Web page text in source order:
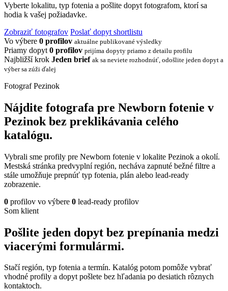
Vyberte lokalitu, typ fotenia a pošlite dopyt fotografom, ktorí sa
hodia k vašej požiadavke.
Zobraziť fotografov Poslať dopyt shortlistu
Vo výbere 0 profilov aktuálne publikované výsledky
Priamy dopyt 0 profilov prijíma dopyty priamo z detailu profilu
Najbližší krok Jeden brief ak sa neviete rozhodnúť, odošlite jeden dopyt a
výber sa zúži ďalej
Fotograf Pezinok
Nájdite fotografa pre Newborn fotenie v
Pezinok bez preklikávania celého
katalógu.
Vybrali sme profily pre Newborn fotenie v lokalite Pezinok a okolí.
Mestská stránka predvyplní región, necháva zapnuté bežné filtre a
stále umožňuje prepnúť typ fotenia, plán alebo lead-ready
zobrazenie.
0 profilov vo výbere 0 lead-ready profilov
Som klient
Pošlite jeden dopyt bez prepínania medzi
viacerými formulármi.
Stačí región, typ fotenia a termín. Katalóg potom pomôže vybrať
vhodné profily a dopyt pošlete bez hľadania po desiatich rôznych
kontaktoch.